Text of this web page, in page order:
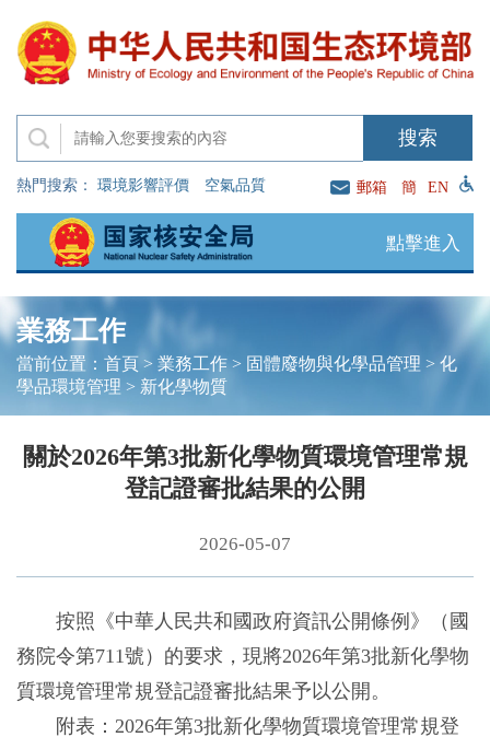
熱門搜索： 環境影響評價 空氣品質 郵箱 簡 EN
點擊進入
業務工作
當前位置： 首頁> 業務工作> 固體廢物與化學品管理 > 化
學品環境管理 > 新化學物質
關於2026年第3批新化學物質環境管理常規
登記證審批結果的公開
2026-05-07
按照《中華人民共和國政府資訊公開條例》（國
務院令第711號）的要求，現將2026年第3批新化學物
質環境管理常規登記證審批結果予以公開。
附表：2026年第3批新化學物質環境管理常規登